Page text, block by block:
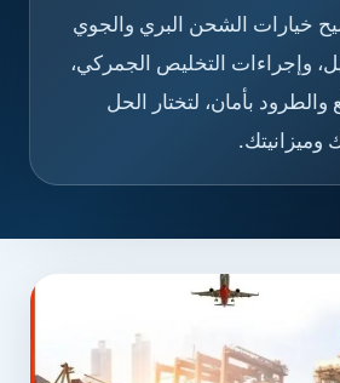
خيارات الشحن البري والجوي
وإجراءات التخليص الجمركي،
بأمان، لتختار الحل
وميزانيتك.